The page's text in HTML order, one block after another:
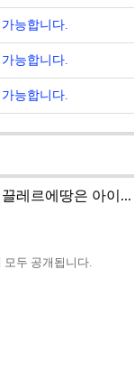
능합니다.
능합니다.
능합니다.
레르에땅은 아이...
두 공개됩니다.